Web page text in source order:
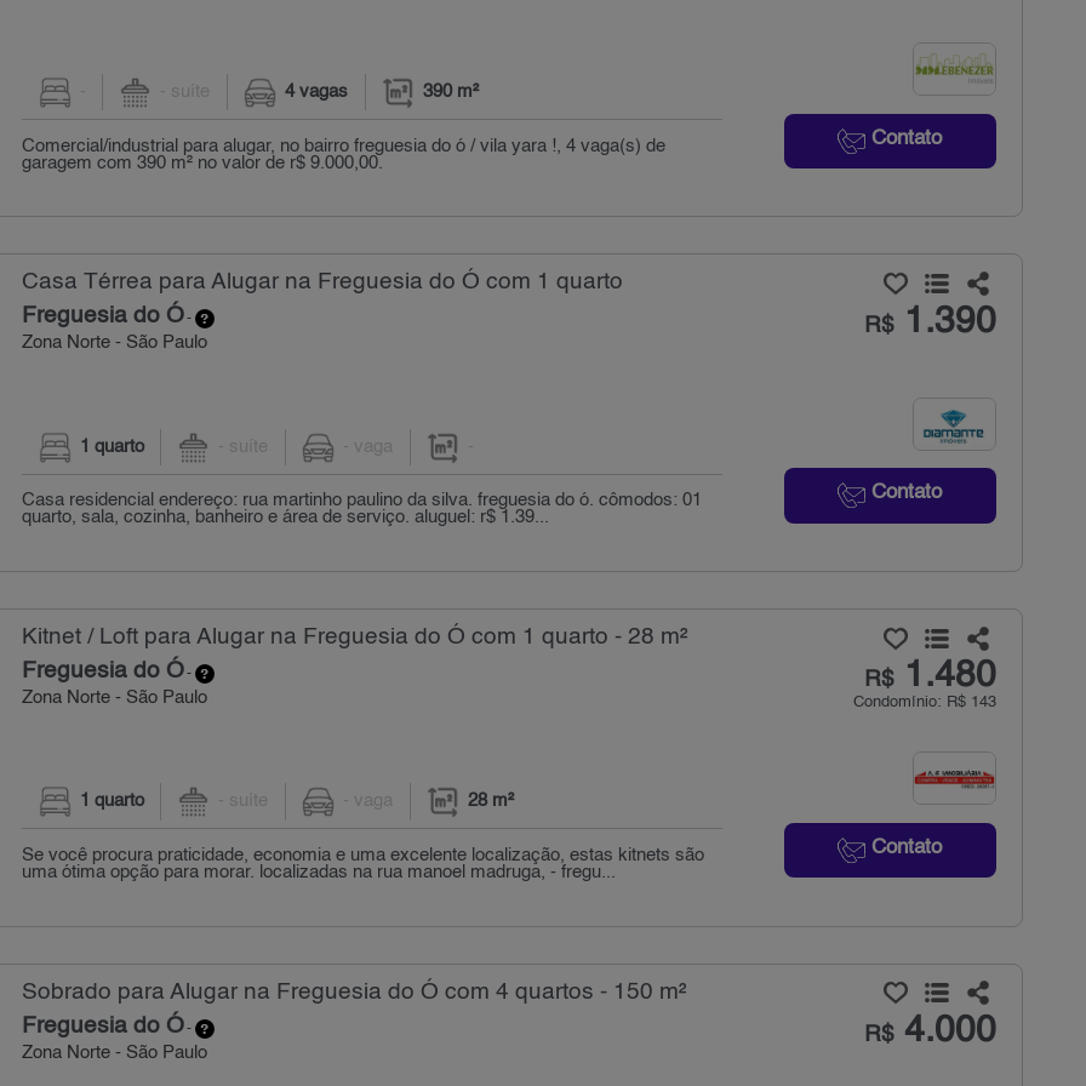
Contato
- - suíte 4 vagas 390 m²
Comercial/industrial para alugar, no bairro freguesia do ó / vila yara !, 4 vaga(s) de
garagem com 390 m² no valor de r$ 9.000,00.
Casa Térrea para Alugar na Freguesia do Ó com 1 quarto
Freguesia do Ó-
Zona Norte - São Paulo
R$1.390
Contato
1 quarto - suíte - vaga -
Casa residencial endereço: rua martinho paulino da silva. freguesia do ó. cômodos: 01
quarto, sala, cozinha, banheiro e área de serviço. aluguel: r$ 1.39...
Kitnet / Loft para Alugar na Freguesia do Ó com 1 quarto - 28 m²
Freguesia do Ó-
Zona Norte - São Paulo
R$1.480
Condomínio: R$ 143
Contato
1 quarto - suíte - vaga 28 m²
Se você procura praticidade, economia e uma excelente localização, estas kitnets são
uma ótima opção para morar. localizadas na rua manoel madruga, - fregu...
Sobrado para Alugar na Freguesia do Ó com 4 quartos - 150 m²
Freguesia do Ó-
Zona Norte - São Paulo
R$4.000